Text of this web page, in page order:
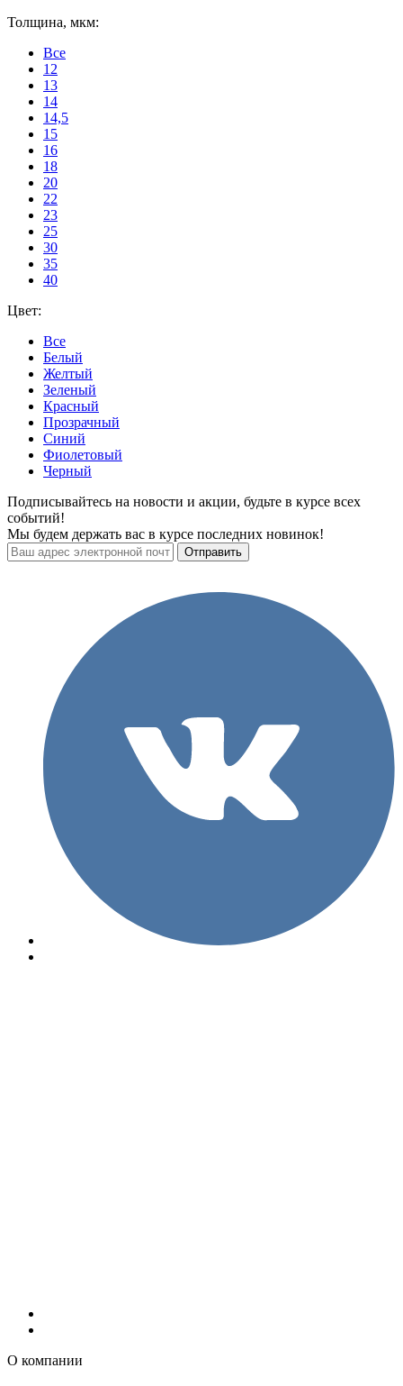
Толщина, мкм:
Все
12
13
14
14,5
15
16
18
20
22
23
25
30
35
40
Цвет:
Все
Белый
Желтый
Зеленый
Красный
Прозрачный
Синий
Фиолетовый
Черный
Подписывайтесь на новости и акции, будьте в курсе всех
событий!
Мы будем держать вас в курсе последних новинок!
О компании